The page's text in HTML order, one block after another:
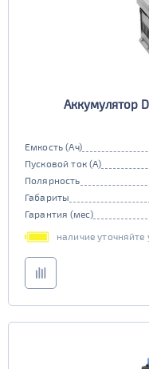
Аккумулятор
Емкость (Ач)
Пусковой ток (А)
Полярность
Габариты
Гарантия (мес)
наличие